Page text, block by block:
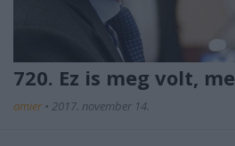
720. Ez is meg volt,
amier • 2017. november 14.